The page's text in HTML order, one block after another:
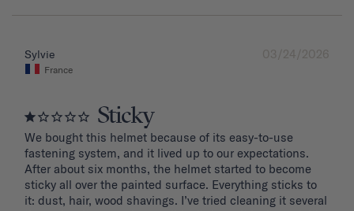
03/24/2026
Sylvie
France
Sticky
We bought this helmet because of its easy-to-use
fastening system, and it lived up to our expectations.
After about six months, the helmet started to become
sticky all over the painted surface. Everything sticks to
it: dust, hair, wood shavings. I’ve tried cleaning it several